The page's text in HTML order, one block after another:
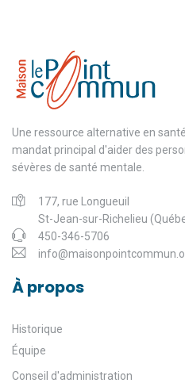
Une ressource alternative en
mandat principal d'aider des
sévères de santé mentale.
177, rue Longueuil
St-Jean-sur-Richelieu
450-346-5706
À propos
Historique
Équipe
Conseil d'administration